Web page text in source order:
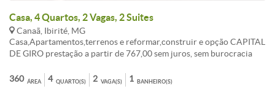
Casa, 4 Quartos, 2 Vagas, 2 Suites
Canaã, Ibirité, MG
Casa,Apartamentos,terrenos e reformar,construir e opção CAPITAL
DE GIRO prestação a partir de 767,00 sem juros, sem burocracia
compra. ATENDIMENTO EM TODO BRASIL. , AUTORIZADO PELO
BANCO CENTRAL. fotos ilustrativo, não contemplado,
ÁREA
360 QUARTO(S)
4 VAGA(S)
2 BANHEIRO(S)
1